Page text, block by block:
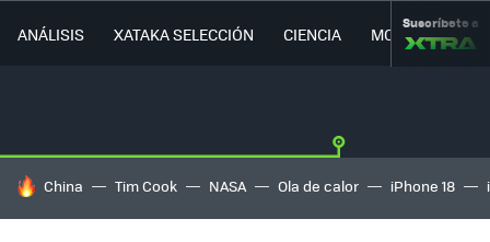
ANÁLISIS XATAKA SELECCIÓN CIENCIA MOVILIDAD
Suscríbete a
HOY SE HABLA DE
China Tim Cook NASA Ola de calor iPhone 18